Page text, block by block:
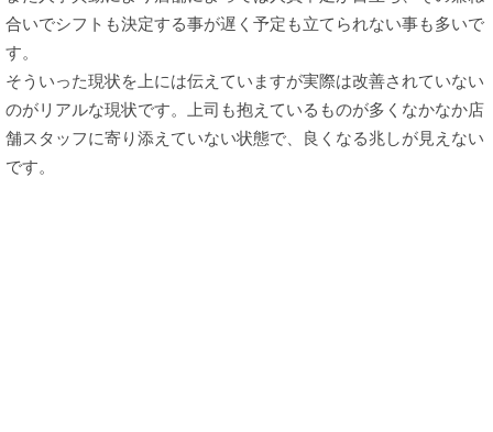
合いでシフトも決定する事が遅く予定も立てられない事も多いで
す。
そういった現状を上には伝えていますが実際は改善されていない
のがリアルな現状です。上司も抱えているものが多くなかなか店
舗スタッフに寄り添えていない状態で、良くなる兆しが見えない
です。